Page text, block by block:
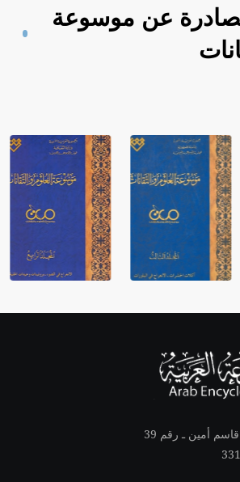
عن موسوعة
أمين ـ رقم 39